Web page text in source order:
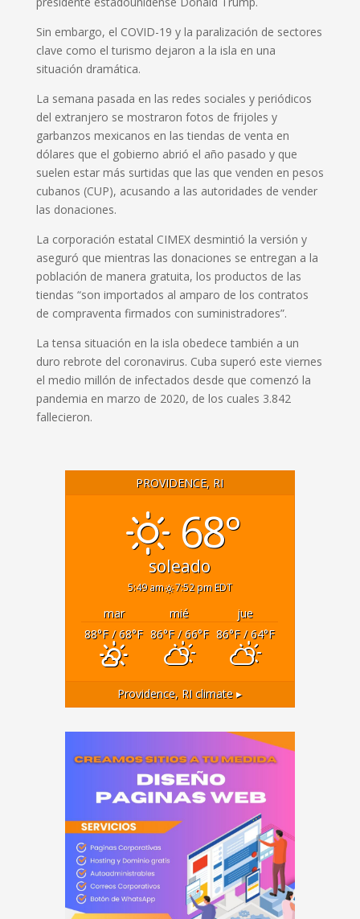
Sin embargo, el COVID-19 y la paralización de sectores
clave como el turismo dejaron a la isla en una
situación dramática.
La semana pasada en las redes sociales y periódicos
del extranjero se mostraron fotos de frijoles y
garbanzos mexicanos en las tiendas de venta en
dólares que el gobierno abrió el año pasado y que
suelen estar más surtidas que las que venden en pesos
cubanos (CUP), acusando a las autoridades de vender
las donaciones.
La corporación estatal CIMEX desmintió la versión y
aseguró que mientras las donaciones se entregan a la
población de manera gratuita, los productos de las
tiendas “son importados al amparo de los contratos
de compraventa firmados con suministradores”.
La tensa situación en la isla obedece también a un
duro rebrote del coronavirus. Cuba superó este viernes
el medio millón de infectados desde que comenzó la
pandemia en marzo de 2020, de los cuales 3.842
fallecieron.
PROVIDENCE, RI
68°
soleado
5:49 am 7:52 pm EDT
mar mié
jue
88°F/ 68°F 86°F/ 66°F 86°F/ 64°F
Providence, RI climate ▸